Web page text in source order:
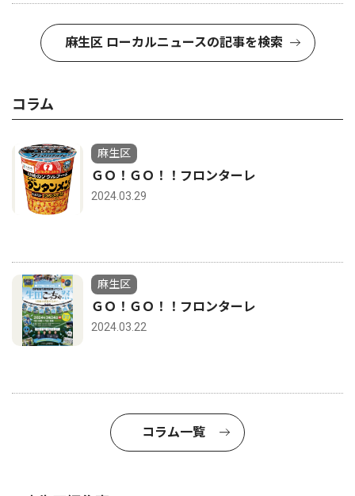
麻生区 ローカルニュースの記事を検索
コラム
麻生区
ＧＯ！ＧＯ！！フロンターレ
2024.03.29
麻生区
ＧＯ！ＧＯ！！フロンターレ
2024.03.22
コラム一覧